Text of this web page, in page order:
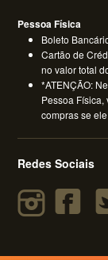
Pessoa Física
Boleto
Cartão de
no valor total
*ATENÇÃO:
Pessoa
compras se
Redes Sociais